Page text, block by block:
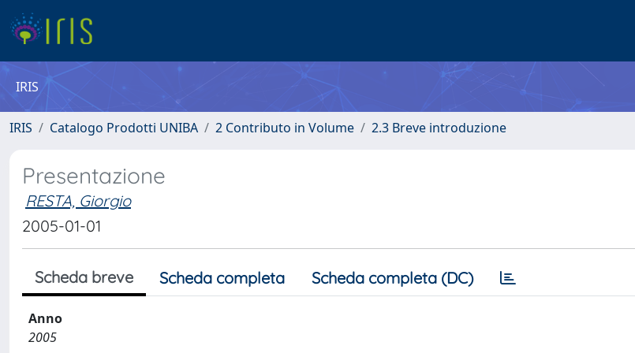
IRIS
IRIS Catalogo Prodotti UNIBA 2 Contributo in Volume 2.3 Breve introduzione
Presentazione
RESTA, Giorgio
2005-01-01
Scheda breve Scheda completa Scheda completa (DC)
Anno
2005